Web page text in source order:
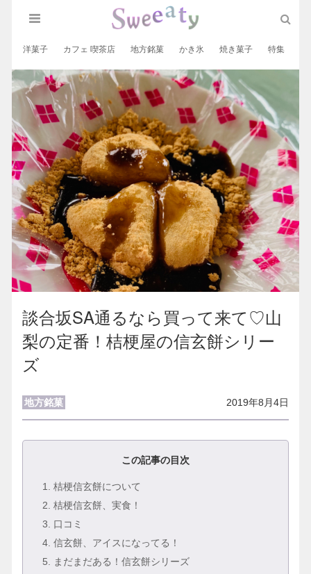
洋菓子 カフェ 喫茶店 地方銘菓 かき氷 焼き菓子 特集
談合坂SA通るなら買って来て♡山
梨の定番！桔梗屋の信玄餅シリー
ズ
地方銘菓 2019年8月4日
この記事の目次
1
. 桔梗信玄餅について
2 . 桔梗信玄餅、実食！
3 . 口コミ
4 . 信玄餅、アイスになってる！
5 . まだまだある！信玄餅シリーズ